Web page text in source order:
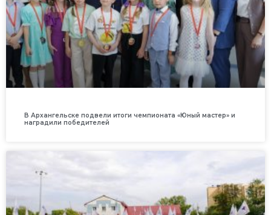
В Архангельске подвели итоги чемпионата «Юный мастер» и
наградили победителей